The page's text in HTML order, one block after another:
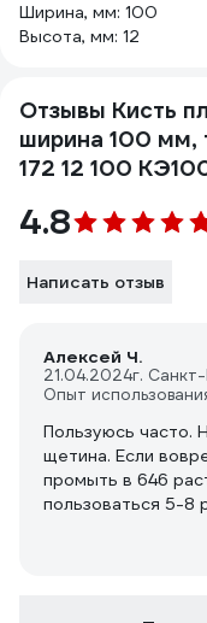
Ширина, мм: 100
Высота, мм: 12
Отзывы Кисть
ширина 100 мм,
172 12 100
4.8
Написать отзыв
Алексей Ч.
21.04.2024г.
Опыт
Пользуюсь часто.
щетина. Если
промыть в 646
пользоваться 5-8